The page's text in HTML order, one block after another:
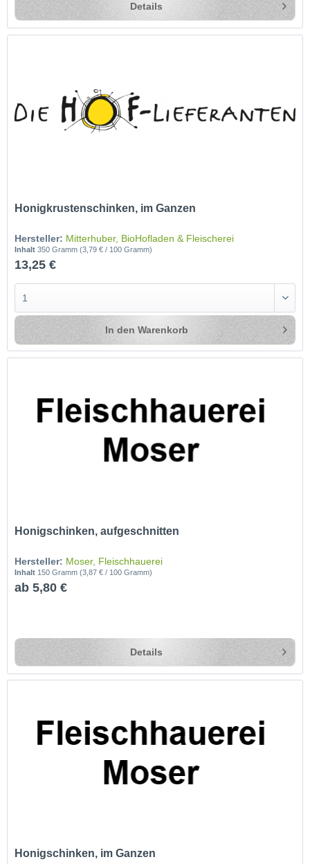
Details
Honigkrustenschinken, im Ganzen
Hersteller: Mitterhuber, BioHofladen & Fleischerei
Inhalt350 Gramm(3,79 € / 100 Gramm)
13,25 €
In den Warenkorb
Honigschinken, aufgeschnitten
Hersteller: Moser, Fleischhauerei
Inhalt 150 Gramm(3,87 € / 100 Gramm)
ab 5,80 €
Details
Honigschinken, im Ganzen